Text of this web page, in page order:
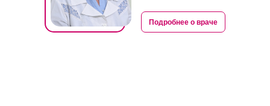
Подробнее о враче